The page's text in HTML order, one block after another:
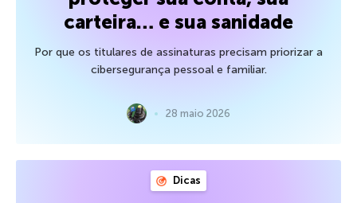
carteira… e sua sanidade
Por que os titulares de assinaturas precisam priorizar a
cibersegurança pessoal e familiar.
28 maio 2026
Dicas